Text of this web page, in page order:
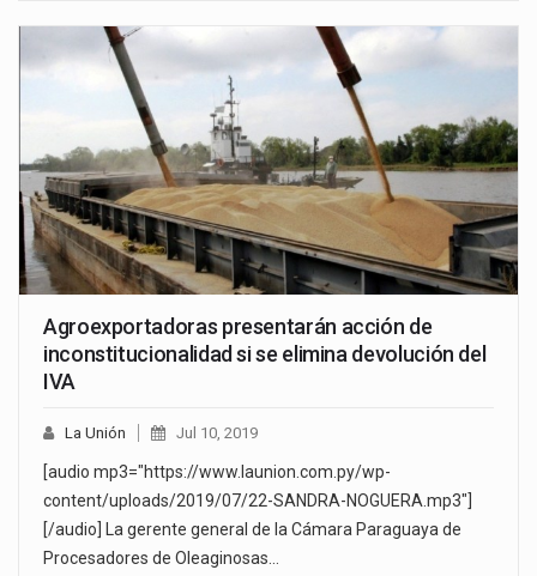
Agroexportadoras presentarán acción de
inconstitucionalidad si se elimina devolución del
IVA
La Unión Jul 10, 2019
[audio mp3="https://www.launion.com.py/wp-
content/uploads/2019/07/22-SANDRA-NOGUERA.mp3"]
[/audio] La gerente general de la Cámara Paraguaya de
Procesadores de Oleaginosas…